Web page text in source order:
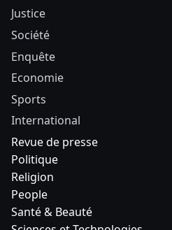
Justice
Société
Enquête
Economie
Sports
International
Revue de presse
Politique
Religion
People
Santé & Beauté